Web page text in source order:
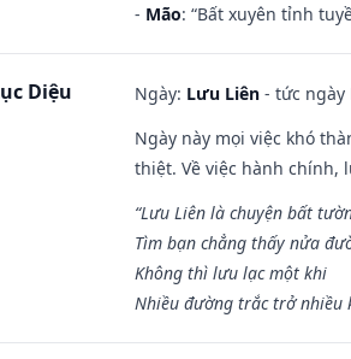
- Mão: “Bất xuyên tỉnh
Diệu Ngày: Lưu Liên - tức ngày
Ngày này mọi việc khó
thiệt. Về việc hành chính,
“Lưu Liên là chuyện bất
Tìm bạn chẳng thấy nửa
Không thì lưu lạc một khi
Nhiều đường trắc trở nhiều